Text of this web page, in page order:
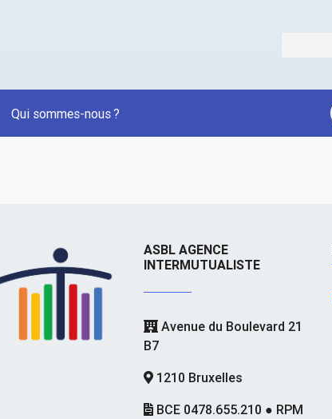
Qui sommes-nous?
ASBL AGENCE
INTERMUTUALISTE
Avenue du Boulevard 21
B7
1210 Bruxelles
BCE 0478.655.210 ● RPM